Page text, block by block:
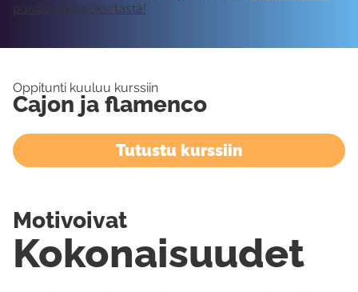
päivää ilmaiseksi tästä!
Oppitunti kuuluu kurssiin
Cajon ja flamenco
Tutustu kurssiin
Kokonaisuudet
Motivoivat